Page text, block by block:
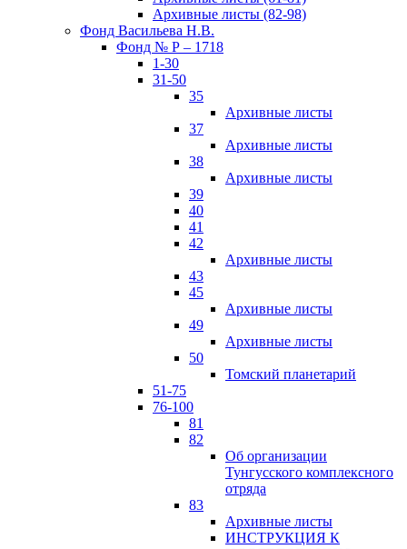
Архивные листы (82-98)
Фонд Васильева Н.В.
Фонд № Р – 1718
1-30
31-50
35
Архивные листы
37
Архивные листы
38
Архивные листы
39
40
41
42
Архивные листы
43
45
Архивные листы
49
Архивные листы
50
Томский планетарий
51-75
76-100
81
82
Об организации
Тунгусского комплексного
отряда
83
Архивные листы
ИНСТРУКЦИЯ К